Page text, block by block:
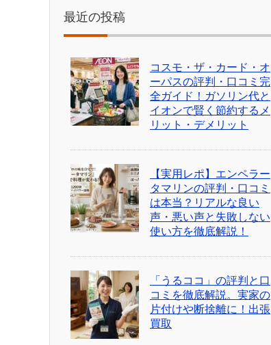
最近の投稿
コスモ・ザ・カード・オ
ーパスの評判・口コミ完
全ガイド！ガソリン代と
イオンで賢く節約するメ
リット・デメリット
【実用レポ】エンペラー
タマリンの評判・口コミ
は本当？リアルな良い
声・悪い声と失敗しない
使い方を徹底解説！
「うるココ」の評判と口
コミを徹底解説。実家の
片付けや断捨離に！出張
買取